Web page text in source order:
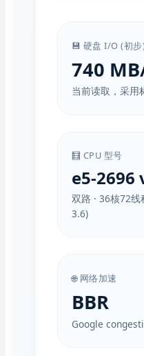
💾 硬盘 I/O (初
740
当前读取，采用
🧮 CPU 型号
e5-2696
双路 · 36核72线
3.6)
🌐 网络加速
BBR
Google